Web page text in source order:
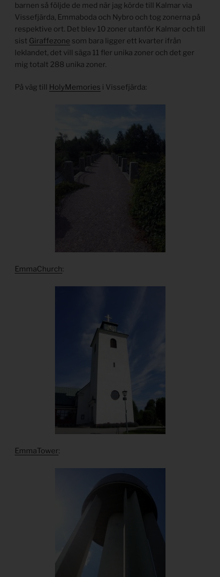
barnen så följde de med när jag körde till Kalmar via
Vissefjärda, Emmaboda och Nybro och tog zonerna på
respektive ort. Det blev 10 zoner utanför Kalmar och till
sist Giraffezone som bara ligger ett kvarter ifrån
leklandet, det vill säga 11 fler unika zoner och det ger
mig totalt 288 unika zoner.
På väg till HolyMemories i Vissefjärda:
EmmaChurch:
EmmaTower: